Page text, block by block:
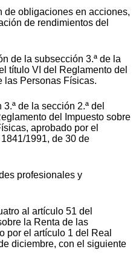
de obligaciones en acciones,
de rendimientos del
de la subsección 3.ª de la
título VI del Reglamento del
las Personas Físicas.
de la sección 2.ª del
del Impuesto sobre
aprobado por el
1991, de 30 de
profesionales y
al artículo 51 del
la Renta de las
por el artículo 1 del Real
diciembre, con el siguiente